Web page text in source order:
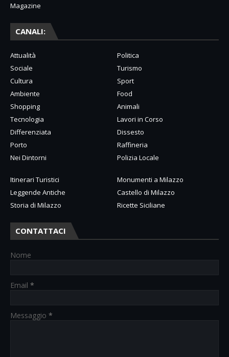
Magazine
CANALI:
Attualità
Politica
Sociale
Turismo
Cultura
Sport
Ambiente
Food
Shopping
Animali
Tecnologia
Lavori in Corso
Differenziata
Dissesto
Porto
Raffineria
Nei Dintorni
Polizia Locale
Itinerari Turistici
Monumenti a Milazzo
Leggende Antiche
Castello di Milazzo
Storia di Milazzo
Ricette Siciliane
CONTATTACI
Nome
Email *
Messaggio *